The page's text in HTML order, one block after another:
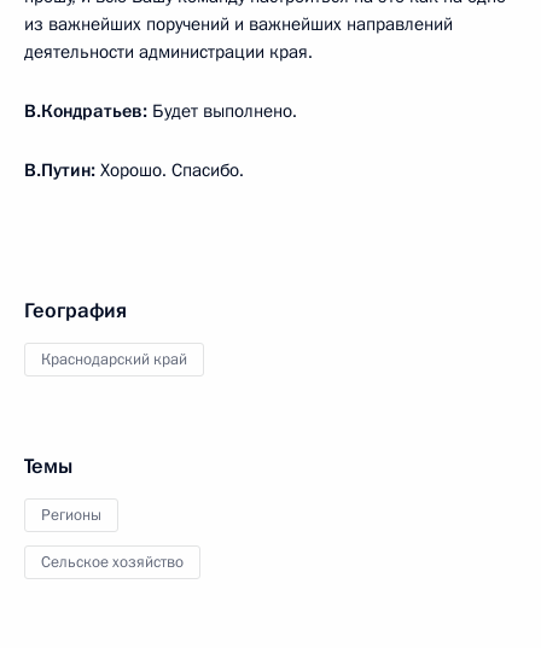
из важнейших поручений и важнейших направлений
деятельности администрации края.
В.Кондратьев: Будет выполнено.
В.Путин: Хорошо. Спасибо.
География
Краснодарский край
Темы
Регионы
Сельское хозяйство